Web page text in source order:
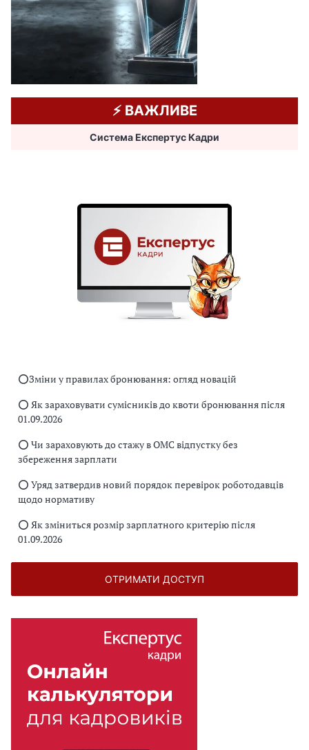
⚡️ ВАЖЛИВЕ
Система Експертус Кадри
⭕️Зміни у правилах бронювання: огляд новацій
⭕️ Як зараховувати сумісників до квоти бронювання після
01.09.2026
⭕️ Чи зараховують до стажу в ОМС відпустку без
збереження зарплати
⭕️ Уряд затвердив новий порядок перевірок роботодавців
щодо нормативу
⭕️ Як зміниться розмір зарплатного критерію після
01.09.2026
ОТРИМАТИ ДОСТУП